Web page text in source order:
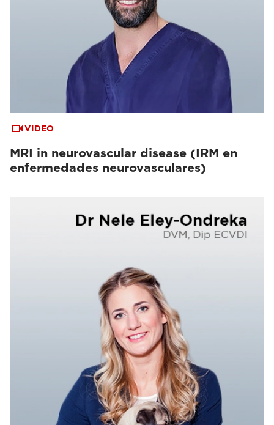
VIDEO
MRI in neurovascular disease (IRM en
enfermedades neurovasculares)